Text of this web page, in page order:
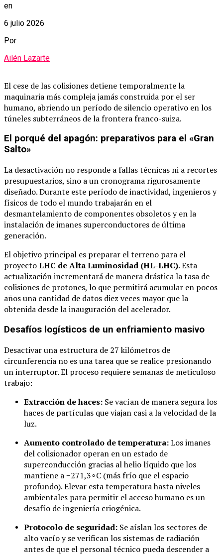
en
6 julio 2026
Por
Ailén Lazarte
El cese de las colisiones detiene temporalmente la
maquinaria más compleja jamás construida por el ser
humano, abriendo un período de silencio operativo en los
túneles subterráneos de la frontera franco-suiza.
El porqué del apagón: preparativos para el «Gran
Salto»
La desactivación no responde a fallas técnicas ni a recortes
presupuestarios, sino a un cronograma rigurosamente
diseñado. Durante este período de inactividad, ingenieros y
físicos de todo el mundo trabajarán en el
desmantelamiento de componentes obsoletos y en la
instalación de imanes superconductores de última
generación.
El objetivo principal es preparar el terreno para el
proyectoLHC de Alta Luminosidad (HL-LHC). Esta
actualización incrementará de manera drástica la tasa de
colisiones de protones, lo que permitirá acumular en pocos
años una cantidad de datos diez veces mayor que la
obtenida desde la inauguración del acelerador.
Desafíos logísticos de un enfriamiento masivo
Desactivar una estructura de 27 kilómetros de
circunferencia no es una tarea que se realice presionando
un interruptor. El proceso requiere semanas de meticuloso
trabajo:
Extracción de haces: Se vacían de manera segura los
haces de partículas que viajan casi a la velocidad de la
luz.
Aumento controlado de temperatura:Los imanes
del colisionador operan en un estado de
superconducción gracias al helio líquido que los
mantiene a−271,3∘C (más frío que el espacio
profundo). Elevar esta temperatura hasta niveles
ambientales para permitir el acceso humano es un
desafío de ingeniería criogénica.
Protocolo de seguridad: Se aíslan los sectores de
alto vacío y se verifican los sistemas de radiación
antes de que el personal técnico pueda descender a